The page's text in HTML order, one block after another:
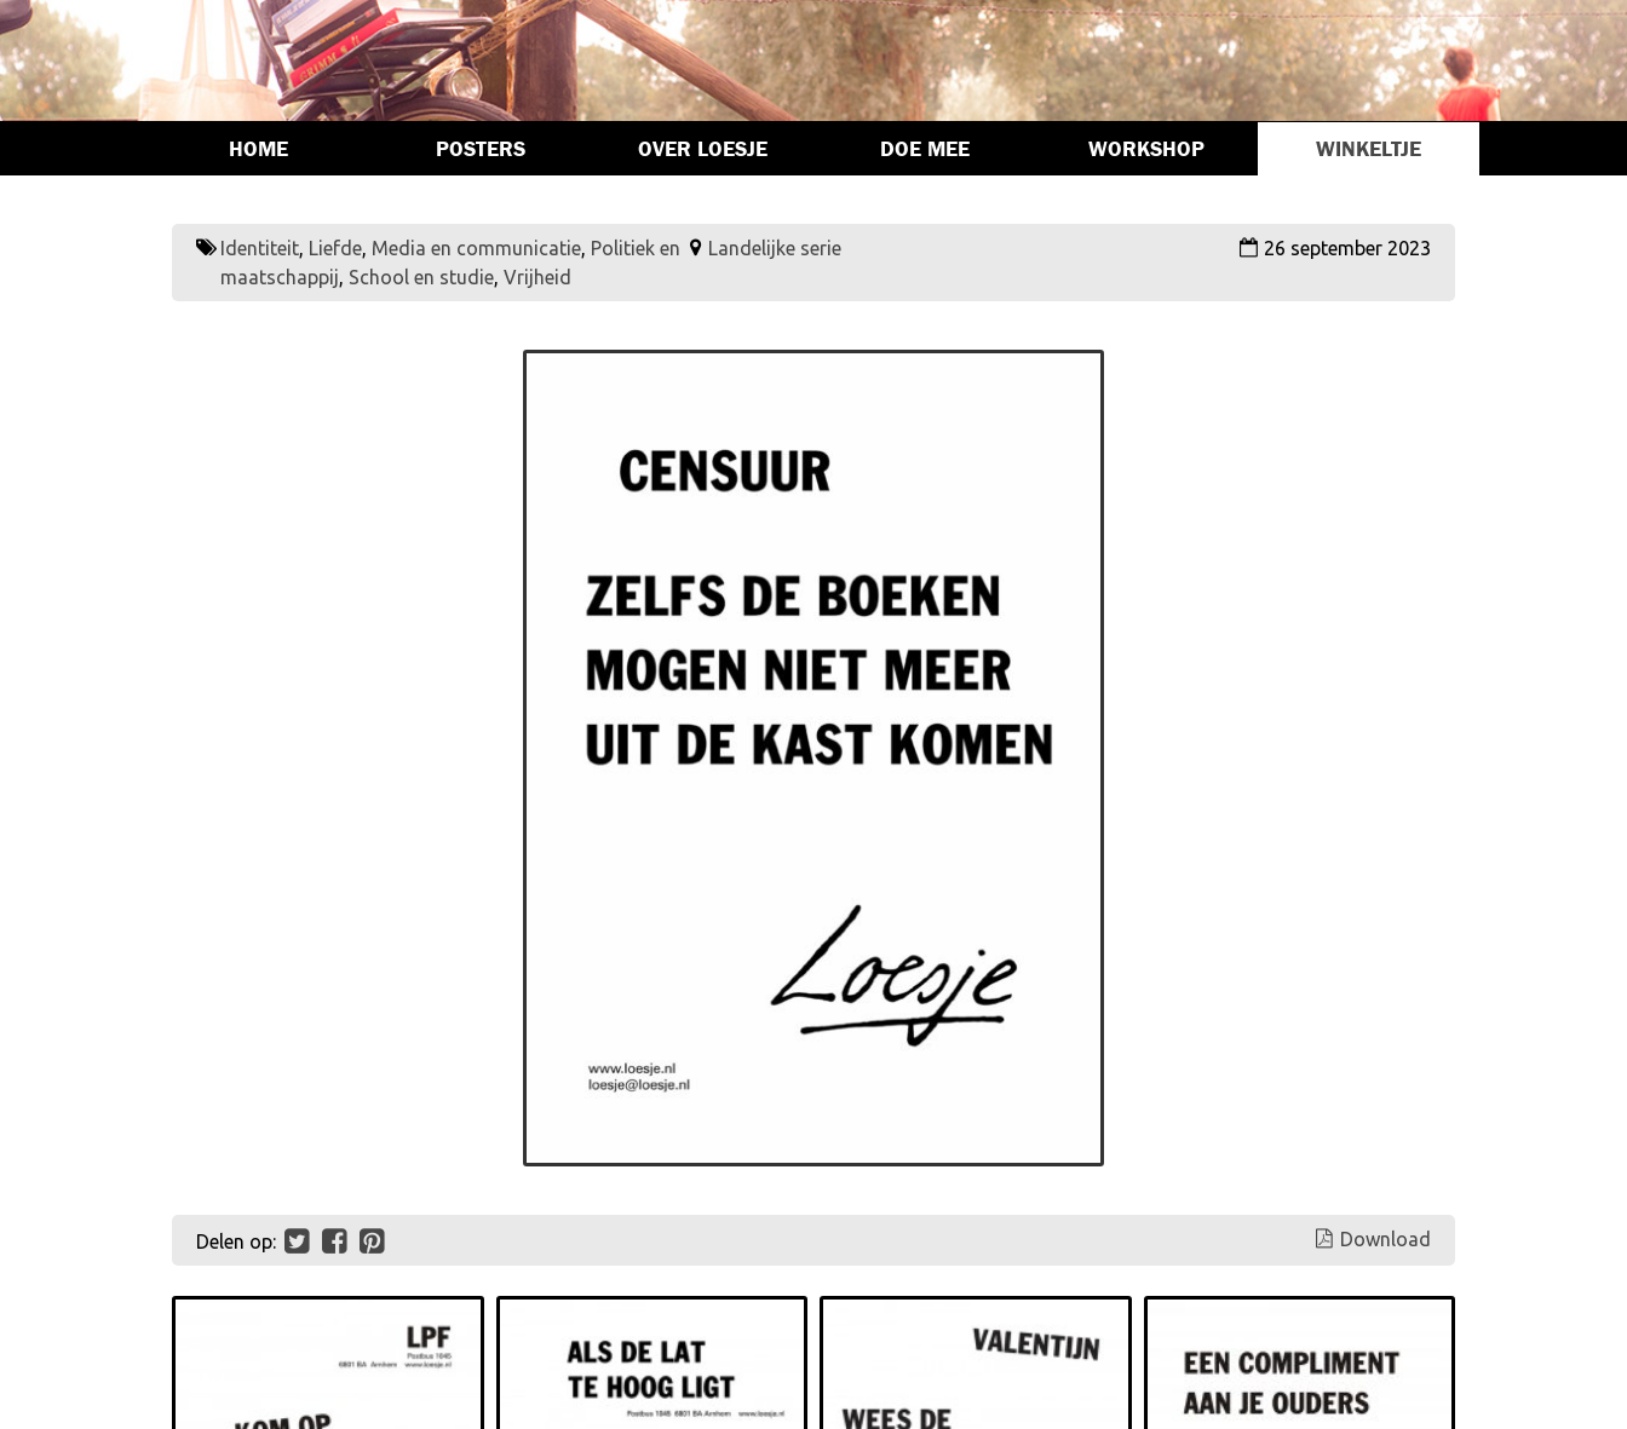
HOME POSTERS OVER LOESJE DOE MEE WORKSHOP WINKELTJE
Identiteit, Liefde, Media en communicatie, Politiek en
maatschappij, School en studie, Vrijheid
Landelijke serie 26 september 2023
Delen op: Download